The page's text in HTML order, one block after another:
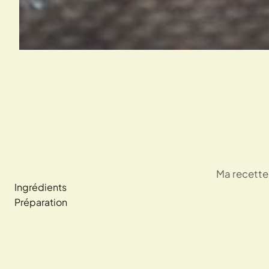
Ingrédients
Préparation
Ma